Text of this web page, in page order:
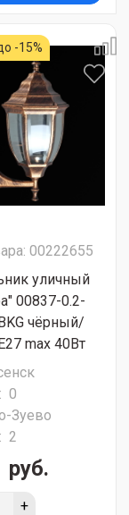
-15%
00222655
уличный
00837-0.2-
чёрный/
max 40Вт
0
Зуево
2
руб.
+